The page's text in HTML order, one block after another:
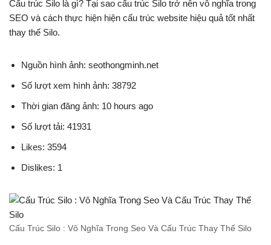
Cấu trúc Silo là gì? Tại sao cấu trúc Silo trở nên vô nghĩa trong
SEO và cách thực hiện hiện cấu trúc website hiệu quả tốt nhất
thay thế Silo.
Nguồn hình ảnh: seothongminh.net
Số lượt xem hình ảnh: 38792
Thời gian đăng ảnh: 10 hours ago
Số lượt tải: 41931
Likes: 3594
Dislikes: 1
Cấu Trúc Silo : Vô Nghĩa Trong Seo Và Cấu Trúc Thay Thế Silo